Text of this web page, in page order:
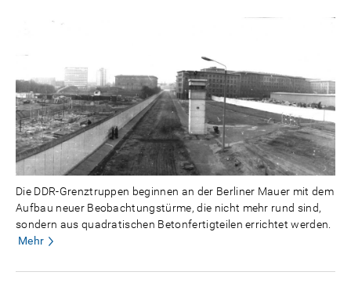
Die DDR-Grenztruppen beginnen an der Berliner Mauer mit dem
Aufbau neuer Beobachtungstürme, die nicht mehr rund sind,
sondern aus quadratischen Betonfertigteilen errichtet werden.
Mehr